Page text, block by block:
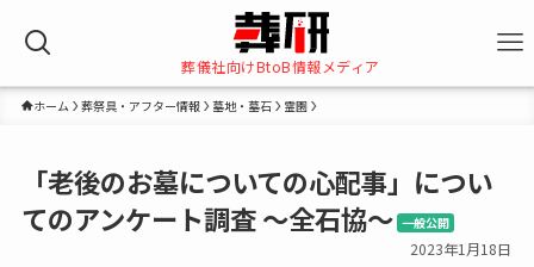
葬儀社向けBtoB情報メディア
ホーム 葬祭具・アフター情報 墓地・墓石 霊園
「老後のお墓についての心配事」につい
てのアンケート調査 ～全石協～ 一般公開
2023年1月18日